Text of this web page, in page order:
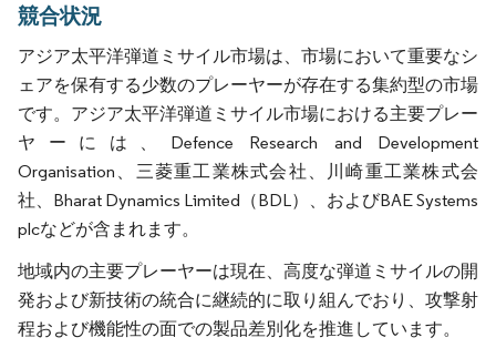
競合状況
アジア太平洋弾道ミサイル市場は、市場において重要なシ
ェアを保有する少数のプレーヤーが存在する集約型の市場
です。アジア太平洋弾道ミサイル市場における主要プレー
ヤーには、Defence Research and Development
Organisation、三菱重工業株式会社、川崎重工業株式会
社、Bharat Dynamics Limited（BDL）、およびBAE Systems
plcなどが含まれます。
地域内の主要プレーヤーは現在、高度な弾道ミサイルの開
発および新技術の統合に継続的に取り組んでおり、攻撃射
程および機能性の面での製品差別化を推進しています。